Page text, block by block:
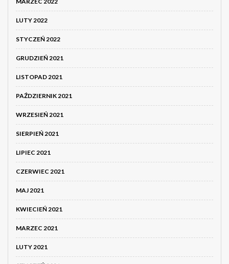
LUTY 2022
STYCZEŃ 2022
GRUDZIEŃ 2021
LISTOPAD 2021
PAŹDZIERNIK 2021
WRZESIEŃ 2021
SIERPIEŃ 2021
LIPIEC 2021
CZERWIEC 2021
MAJ 2021
KWIECIEŃ 2021
MARZEC 2021
LUTY 2021